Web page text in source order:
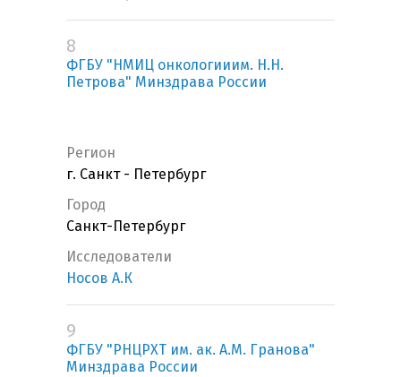
8
ФГБУ "НМИЦ онкологииим. Н.Н.
Петрова" Минздрава России
Регион
г. Санкт - Петербург
Город
Санкт-Петербург
Исследователи
Носов А.К
9
ФГБУ "РНЦРХТ им. ак. А.М. Гранова"
Минздрава России